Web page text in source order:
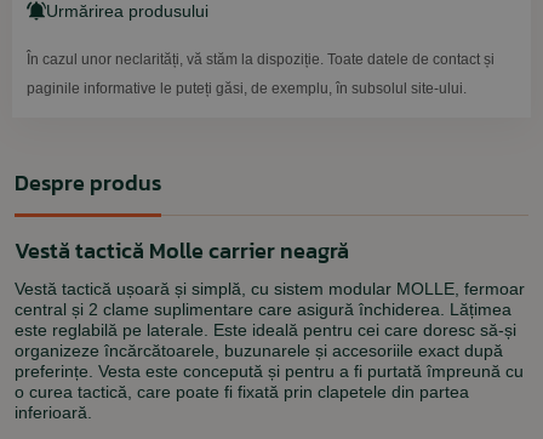
Urmărirea produsului
În cazul unor neclarități, vă stăm la dispoziție. Toate datele de contact și
paginile informative le puteți găsi, de exemplu, în subsolul site-ului.
Despre produs
Vestă tactică Molle carrier neagră
Vestă tactică ușoară și simplă, cu sistem modular MOLLE, fermoar
central și 2 clame suplimentare care asigură închiderea. Lățimea
este reglabilă pe laterale. Este ideală pentru cei care doresc să-și
organizeze încărcătoarele, buzunarele și accesoriile exact după
preferințe. Vesta este concepută și pentru a fi purtată împreună cu
o curea tactică, care poate fi fixată prin clapetele din partea
inferioară.